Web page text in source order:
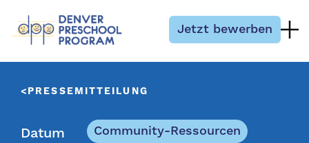
Jetzt bewerben
PRESSEMITTEILUNG
Datum
Community-Ressourcen